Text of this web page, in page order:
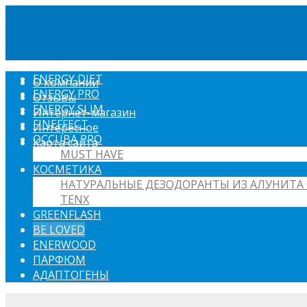
О компании
Отзывы
Интернет-магазин
Интересное
Карта сайта
ENERGY DIET
ENERGY PRO
ENERGY SLIM
FINEFFECT
OCCUBA PRO
MUST HAVE
КОСМЕТИКА
НАТУРАЛЬНЫЕ ДЕЗОДОРАНТЫ ИЗ АЛУНИТА
TENX
GREENFLASH
BE LOVED
ENERWOOD
ПАРФЮМ
АДАПТОГЕНЫ